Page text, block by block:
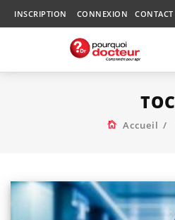
INSCRIPTION CONNEXION CONTACT
TOC
Accueil